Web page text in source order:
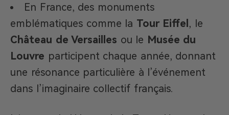
En France, des monuments
emblématiques comme la Tour Eiffel , le
Château de Versailles ou le Musée du
Louvre participent chaque année, donnant
une résonance particulière à l’événement
dans l’imaginaire collectif français.